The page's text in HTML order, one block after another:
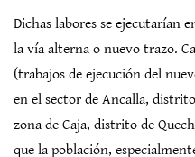
Dichas labores se ejecutarían
la vía alterna o nuevo trazo.
(trabajos de ejecución del
en el sector de Ancalla,
zona de Caja, distrito de
que la población,